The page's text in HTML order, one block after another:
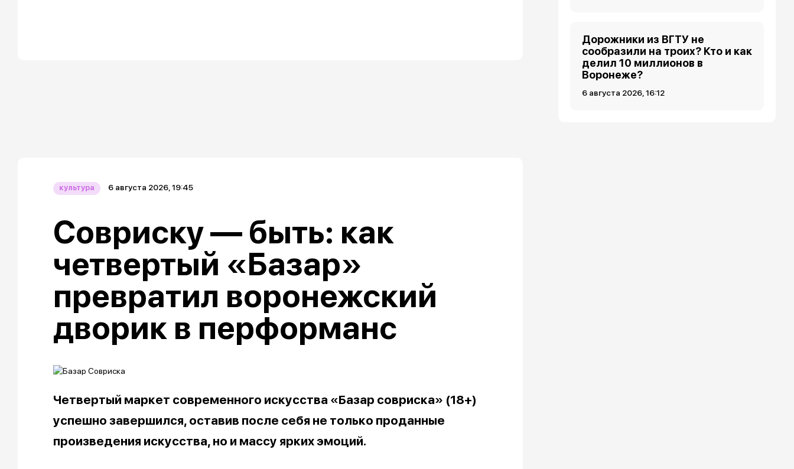
Дорожники из ВГТУ не
сообразили на троих? Кто и как
делил 10 миллионов в
Воронеже?
6 августа 2026, 16:12
культура 6 августа 2026, 19:45
Совриску — быть: как
четвертый «Базар»
превратил воронежский
дворик в перформанс
Четвертый маркет современного искусства «Базар совриска» (18+)
успешно завершился, оставив после себя не только проданные
произведения искусства, но и массу ярких эмоций.